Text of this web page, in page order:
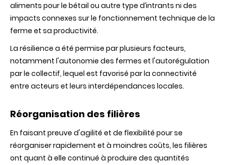
aliments pour le bétail ou autre type d’intrants ni des
impacts connexes sur le fonctionnement technique de la
ferme et sa productivité.
La résilience a été permise par plusieurs facteurs,
notamment l'autonomie des fermes et l'autorégulation
par le collectif, lequel est favorisé par la connectivité
entre acteurs et leurs interdépendances locales.
Réorganisation des filières
En faisant preuve d'agilité et de flexibilité pour se
réorganiser rapidement et à moindres coûts, les filières
ont quant à elle continué à produire des quantités